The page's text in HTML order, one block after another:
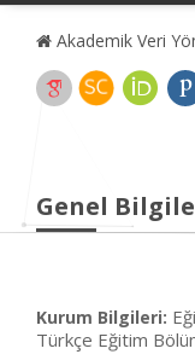
Akademik Veri
Genel
Kurum Bilgileri:
Türkçe Eğitim